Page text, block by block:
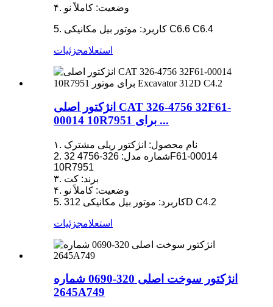
۴. وضعیت: کاملاً نو
5. کاربرد: موتور بیل مکانیکی C6.6 C6.4
استعلامجزئیات
انژکتور اصلی CAT 326-4756 32F61-
00014 10R7951 برای ...
۱. نام محصول: انژکتور ریلی مشترک
2. شماره مدل: 326-4756 32F61-00014
10R7951
۳. برند: کت
۴. وضعیت: کاملاً نو
5. کاربرد: موتور بیل مکانیکی 312D C4.2
استعلامجزئیات
انژکتور سوخت اصلی 320-0690 شماره
2645A749